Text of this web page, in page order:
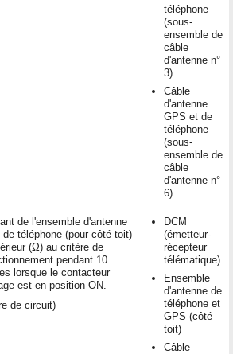
téléphone
(sous-
ensemble de
câble
d'antenne n°
3)
Câble
d'antenne
GPS et de
téléphone
(sous-
ensemble de
câble
d'antenne n°
6)
de l'ensemble d'antenne
téléphone (pour côté toit)
(Ω) au critère de
pendant 10
lorsque le contacteur
est en position ON.
de circuit)
DCM
(émetteur-
récepteur
télématique)
Ensemble
d'antenne de
téléphone et
GPS (côté
toit)
Câble